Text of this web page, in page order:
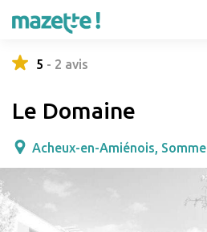
5 - 2 avis
Le Domaine
Acheux-en-Amiénois, Somme